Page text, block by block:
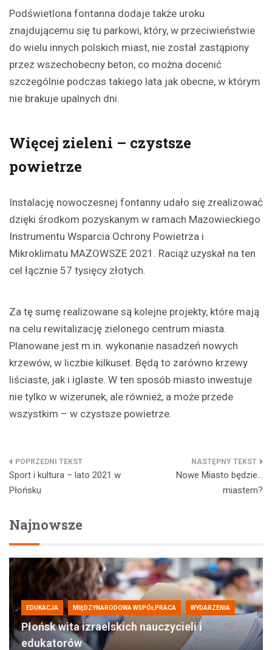
Podświetlona fontanna dodaje także uroku
znajdującemu się tu parkowi, który, w przeciwieństwie
do wielu innych polskich miast, nie został zastąpiony
przez wszechobecny beton, co można docenić
szczególnie podczas takiego lata jak obecne, w którym
nie brakuje upalnych dni.
Więcej zieleni – czystsze
powietrze
Instalację nowoczesnej fontanny udało się zrealizować
dzięki środkom pozyskanym w ramach Mazowieckiego
Instrumentu Wsparcia Ochrony Powietrza i
Mikroklimatu MAZOWSZE 2021. Raciąż uzyskał na ten
cel łącznie 57 tysięcy złotych.
Za tę sumę realizowane są kolejne projekty, które mają
na celu rewitalizację zielonego centrum miasta.
Planowane jest m.in. wykonanie nasadzeń nowych
krzewów, w liczbie kilkuset. Będą to zarówno krzewy
liściaste, jak i iglaste. W ten sposób miasto inwestuje
nie tylko w wizerunek, ale również, a może przede
wszystkim – w czystsze powietrze.
Nawigacja
wpisu
Sport i kultura – lato 2021 w
Płońsku
Nowe Miasto będzie…
miastem?
Najnowsze
EDUKACJA MIĘDZYNARODOWA WSPÓŁPRACA WYDARZENIA
Płońsk wita izraelskich nauczycieli i
edukatorów